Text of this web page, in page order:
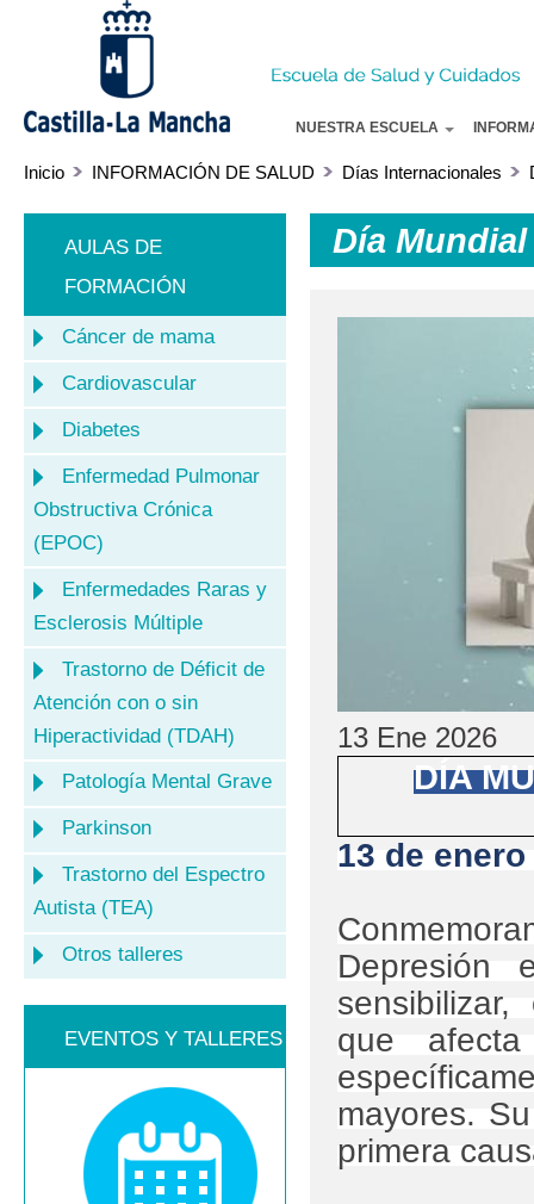
NUESTRA ESCUELA
Inicio INFORMACIÓN DE SALUD Días Internacionales
AULAS DE
FORMACIÓN
Cáncer de mama
Cardiovascular
Diabetes
Enfermedad Pulmonar
Obstructiva Crónica
(EPOC)
Enfermedades Raras y
Esclerosis Múltiple
Trastorno de Déficit de
Atención con o sin
Hiperactividad (TDAH)
Patología Mental Grave
Parkinson
Trastorno del Espectro
Autista (TEA)
Otros talleres
EVENTOS Y TALLERES
Día
13 Ene 2026
DÍA
13 de enero
que
mayores.
primera